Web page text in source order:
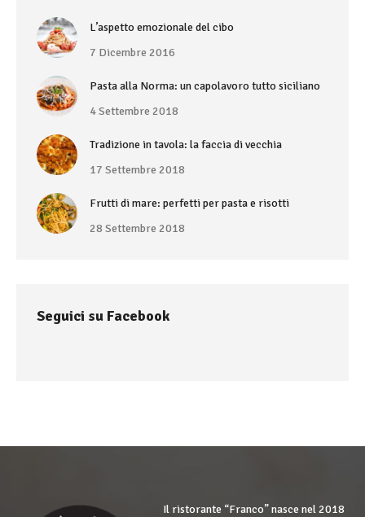
L’aspetto emozionale del cibo
7 Dicembre 2016
Pasta alla Norma: un capolavoro tutto siciliano
4 Settembre 2018
Tradizione in tavola: la faccia di vecchia
17 Settembre 2018
Frutti di mare: perfetti per pasta e risotti
28 Settembre 2018
Seguici su Facebook
Il ristorante “Franco” nasce nel 2018